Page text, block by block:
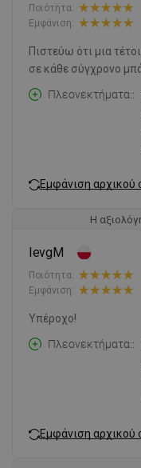
Ποιότητα:
Εμφάνιση:
Πιστεύω ότι μια
σε κάθε σύγχρονο
Πλεονεκτήματα:
Εμφάνιση αρχικού
Η
IevgM
Ποιότητα:
Εμφάνιση:
Υπέροχο!
Πλεονεκτήματα:
Εμφάνιση αρχικού